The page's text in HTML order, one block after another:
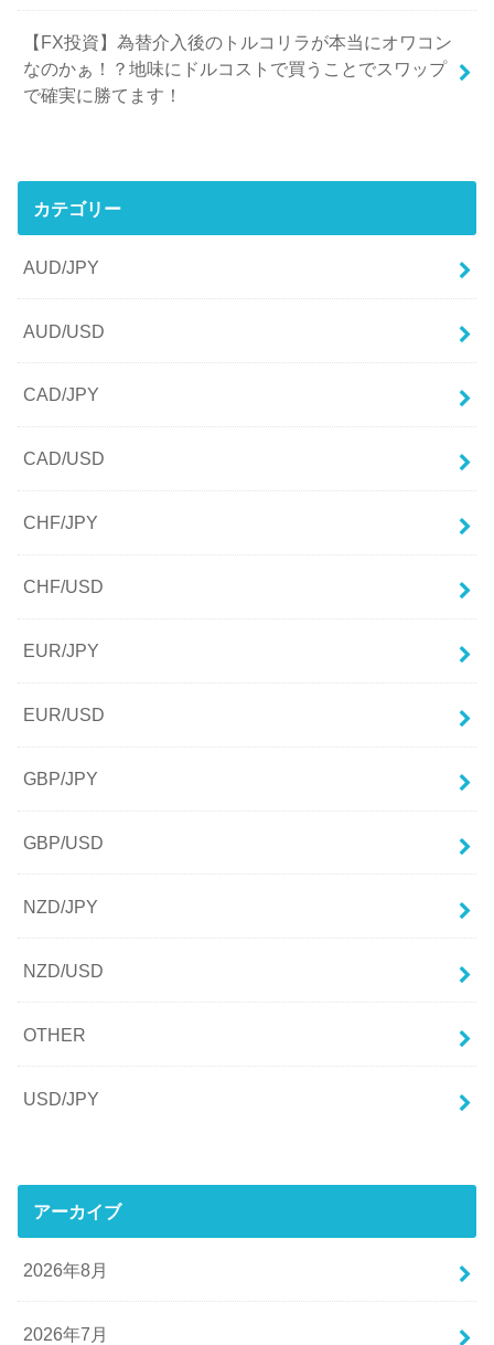
【FX投資】為替介入後のトルコリラが本当にオワコン
なのかぁ！？地味にドルコストで買うことでスワップ
で確実に勝てます！
カテゴリー
AUD/JPY
AUD/USD
CAD/JPY
CAD/USD
CHF/JPY
CHF/USD
EUR/JPY
EUR/USD
GBP/JPY
GBP/USD
NZD/JPY
NZD/USD
OTHER
USD/JPY
アーカイブ
2026年8月
2026年7月